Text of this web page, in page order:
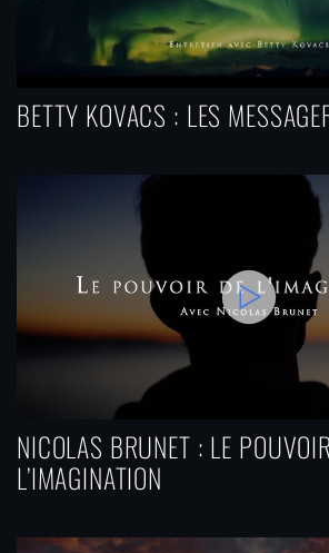
BETTY KOVACS : LES
NICOLAS BRUNET : LE
L’IMAGINATION